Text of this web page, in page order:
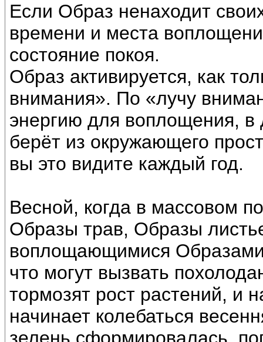
Если Образ ненаходит
времени и места
состояние покоя.
Образ активируется, как
внимания». По «лучу
энергию для воплощения,
берёт из окружающего
вы это видите каждый год.
Весной, когда в массовом
Образы трав, Образы
воплощающимися
что могут вызвать
тормозят рост растений, и
начинает колебаться